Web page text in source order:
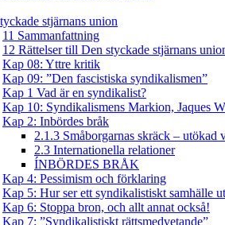
stjärnans union
11 Sammanfattning
12 Rättelser till Den styckade stjärnans
Kap 08: Yttre kritik
Kap 09: ”Den fascistiska syndikalismen”
Kap 1 Vad är en syndikalist?
Kap 10: Syndikalismens Markion, Jaques
Kap 2: Inbördes bråk
2.1.3 Småborgarnas skräck – utökad
2.3 Internationella relationer
ÍNBÖRDES BRÅK
Kap 4: Pessimism och förklaring
Kap 5: Hur ser ett syndikalistiskt samhälle
Kap 6: Stoppa bron, och allt annat också!
Kap 7: ”Syndikalistiskt rättsmedvetande”